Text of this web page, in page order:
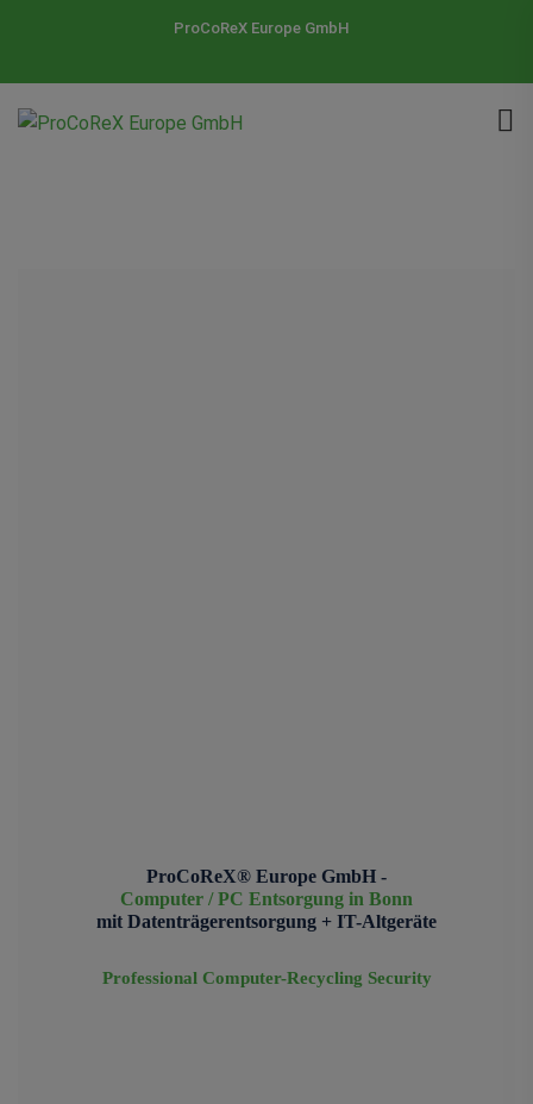
ProCoReX Europe GmbH
ProCoReX® Europe GmbH -
Computer / PC Entsorgung in Bonn
mit Datenträgerentsorgung + IT-Altgeräte
Professional Computer-Recycling Security